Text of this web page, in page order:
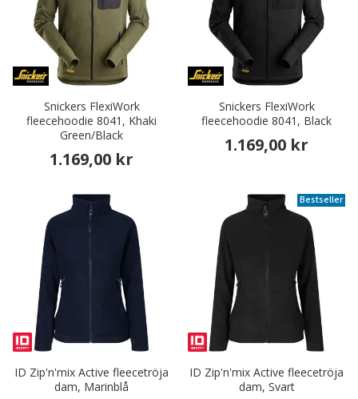
Snickers FlexiWork
fleecehoodie 8041, Khaki
Green/Black
1.169,00 kr
Snickers FlexiWork
fleecehoodie 8041, Black
1.169,00 kr
ID Zip'n'mix Active fleecetröja
dam, Marinblå
Bestseller
ID Zip'n'mix Active fleecetröja
dam, Svart